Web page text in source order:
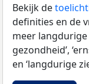
Bekijk de
definities en de
meer langdurige
gezondheid’,
en ‘langdurige